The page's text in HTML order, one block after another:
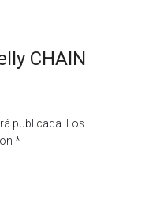
CHAIN
publicada. Los
*